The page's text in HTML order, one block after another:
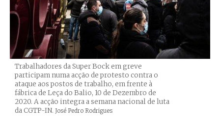
Trabalhadores da Super Bock em greve
participam numa acção de protesto contra o
ataque aos postos de trabalho, em frente à
fábrica de Leça do Balio, 10 de Dezembro de
2020. A acção integra a semana nacional de luta
da CGTP-IN. Créditos
José Pedro Rodrigues